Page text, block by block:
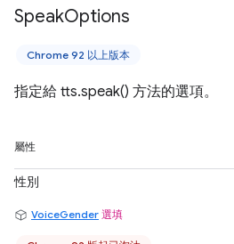
SpeakOptions
Chrome 92 以上版本
指定給 tts.speak() 方法的選項。
屬性
性別
VoiceGender 選填